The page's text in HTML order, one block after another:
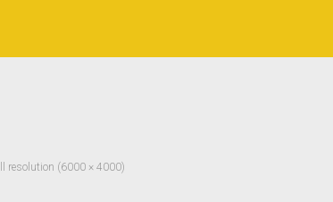
resolution (6000 × 4000)